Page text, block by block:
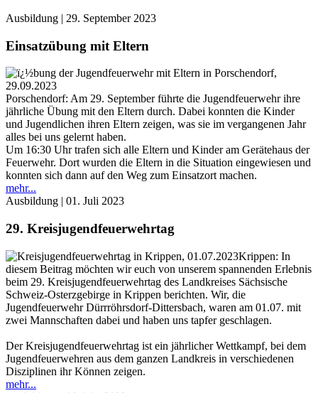
Ausbildung | 29. September 2023
Einsatzübung mit Eltern
Porschendorf: Am 29. September führte die Jugendfeuerwehr ihre
jährliche Übung mit den Eltern durch. Dabei konnten die Kinder
und Jugendlichen ihren Eltern zeigen, was sie im vergangenen Jahr
alles bei uns gelernt haben.
Um 16:30 Uhr trafen sich alle Eltern und Kinder am Gerätehaus der
Feuerwehr. Dort wurden die Eltern in die Situation eingewiesen und
konnten sich dann auf den Weg zum Einsatzort machen.
mehr...
Ausbildung | 01. Juli 2023
29. Kreisjugendfeuerwehrtag
Krippen: In
diesem Beitrag möchten wir euch von unserem spannenden Erlebnis
beim 29. Kreisjugendfeuerwehrtag des Landkreises Sächsische
Schweiz-Osterzgebirge in Krippen berichten. Wir, die
Jugendfeuerwehr Dürrröhrsdorf-Dittersbach, waren am 01.07. mit
zwei Mannschaften dabei und haben uns tapfer geschlagen.
Der Kreisjugendfeuerwehrtag ist ein jährlicher Wettkampf, bei dem
Jugendfeuerwehren aus dem ganzen Landkreis in verschiedenen
Disziplinen ihr Können zeigen.
mehr...